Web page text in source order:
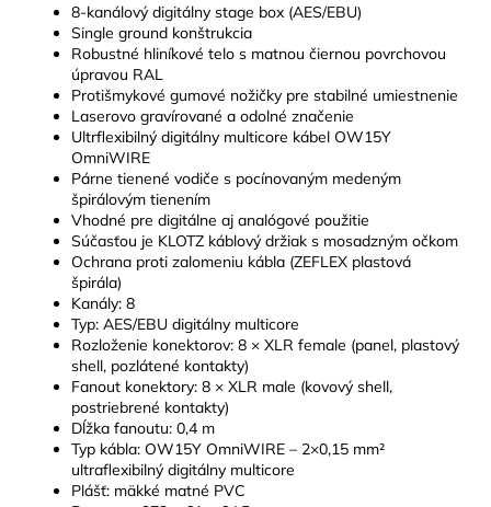
8-kanálový digitálny stage box (AES/EBU)
Single ground konštrukcia
Robustné hliníkové telo s matnou čiernou povrchovou
úpravou RAL
Protišmykové gumové nožičky pre stabilné umiestnenie
Laserovo gravírované a odolné značenie
Ultrflexibilný digitálny multicore kábel OW15Y
OmniWIRE
Párne tienené vodiče s pocínovaným medeným
špirálovým tienením
Vhodné pre digitálne aj analógové použitie
Súčasťou je KLOTZ káblový držiak s mosadzným očkom
Ochrana proti zalomeniu kábla (ZEFLEX plastová
špirála)
Kanály: 8
Typ: AES/EBU digitálny multicore
Rozloženie konektorov: 8 × XLR female (panel, plastový
shell, pozlátené kontakty)
Fanout konektory: 8 × XLR male (kovový shell,
postriebrené kontakty)
Dĺžka fanoutu: 0,4 m
Typ kábla: OW15Y OmniWIRE – 2×0,15 mm²
ultraflexibilný digitálny multicore
Plášť: mäkké matné PVC